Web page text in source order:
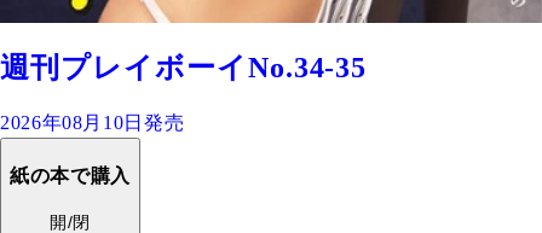
週刊プレイボーイNo.34-35
2026年08月10日発売
紙の本で購入
開/閉